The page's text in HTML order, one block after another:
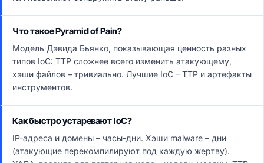
Что такое Pyramid of Pain?
Модель Дэвида Бьянко, показывающая ценность разных
типов IoC: TTP сложнее всего изменить атакующему,
хэши файлов – тривиально. Лучшие IoC – TTP и артефакты
инструментов.
Как быстро устаревают IoC?
IP-адреса и домены – часы-дни. Хэши malware – дни
(атакующие перекомпилируют под каждую жертву).